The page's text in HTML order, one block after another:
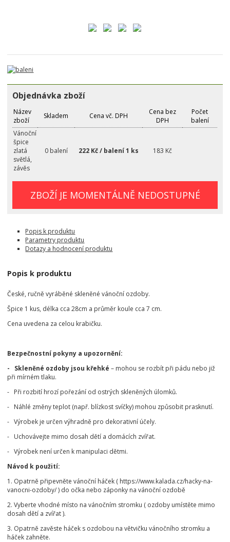
Objednávka zboží
Název
zboží
Skladem Cena vč. DPH
Cena bez
DPH
Počet
balení
Vánoční
špice
zlatá
světlá,
závěs
0 balení 222 Kč / balení 1 ks 183 Kč
ZBOŽÍ JE MOMENTÁLNĚ NEDOSTUPNÉ
Popis k produktu
Parametry produktu
Dotazy a hodnocení produktu
Popis k produktu
České, ručně vyráběné skleněné vánoční ozdoby.
Špice 1 kus, délka cca 28cm a průměr koule cca 7 cm.
Cena uvedena za celou krabičku.
Bezpečnostní pokyny a upozornění:
- Skleněné ozdoby jsou křehké – mohou se rozbít při pádu nebo již
při mírném tlaku.
- Při rozbití hrozí pořezání od ostrých skleněných úlomků.
- Náhlé změny teplot (např. blízkost svíčky) mohou způsobit prasknutí.
- Výrobek je určen výhradně pro dekorativní účely.
- Uchovávejte mimo dosah dětí a domácích zvířat.
- Výrobek není určen k manipulaci dětmi.
Návod k použití:
1. Opatrně připevněte vánoční háček ( https://www.kalada.cz/hacky-na-
vanocni-ozdoby/ ) do očka nebo záponky na vánoční ozdobě
2. Vyberte vhodné místo na vánočním stromku ( ozdoby umístěte mimo
dosah dětí a zvířat ).
3. Opatrně zavěste háček s ozdobou na větvičku vánočního stromku a
háček zahněte.